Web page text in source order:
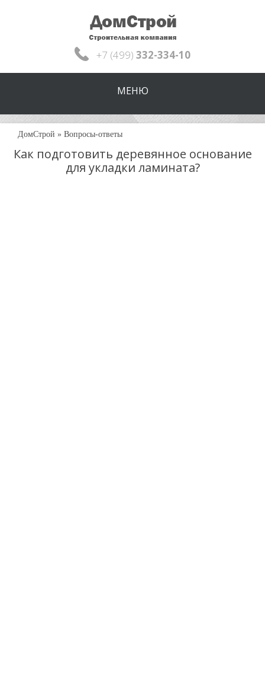
+7 (499) 332-334-10
МЕНЮ
ДомСтрой » Вопросы-ответы
Как подготовить деревянное основание
для укладки ламината?